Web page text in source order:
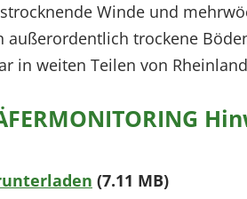
Winde und
außerordentlich trockene
in weiten Teilen von
(7.11 MB)